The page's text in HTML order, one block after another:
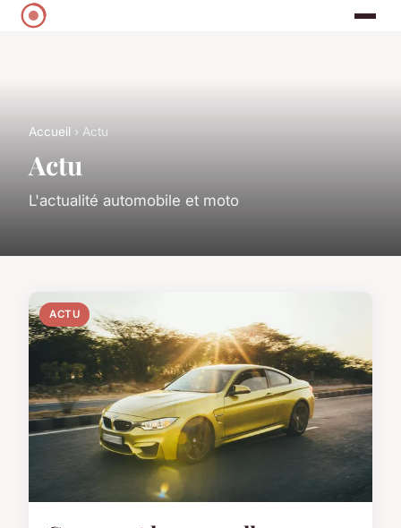
Accueil › Actu
Actu
L'actualité automobile et moto
ACTU